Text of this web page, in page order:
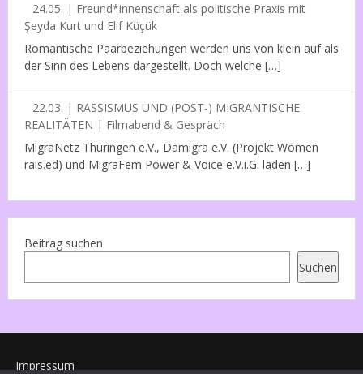
24.05. | Freund*innenschaft als politische Praxis mit
Şeyda Kurt und Elif Küçük
Romantische Paarbeziehungen werden uns von klein auf als
der Sinn des Lebens dargestellt. Doch welche […]
22.03. | RASSISMUS UND (POST-) MIGRANTISCHE
REALITÄTEN | Filmabend & Gespräch
MigraNetz Thüringen e.V., Damigra e.V. (Projekt Women
rais.ed) und MigraFem Power & Voice e.V.i.G. laden […]
Beitrag suchen
Suchen
Impressum